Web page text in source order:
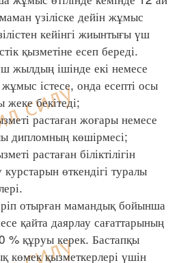
үзіліске дейін жұмыс
кейінгі жиынтығы үш
қызметіне есеп береді.
ішінде екі немесе
істесе, онда есепті осы
бекітеді;
растаған жоғары немесе
дипломның көшірмесі;
растаған біліктілігін
өткендігі туралы
отырған мамандық бойынша
қайта даярлау сағаттарының
% құруы керек. Бастапқы
көмек қызметкерлері үшін